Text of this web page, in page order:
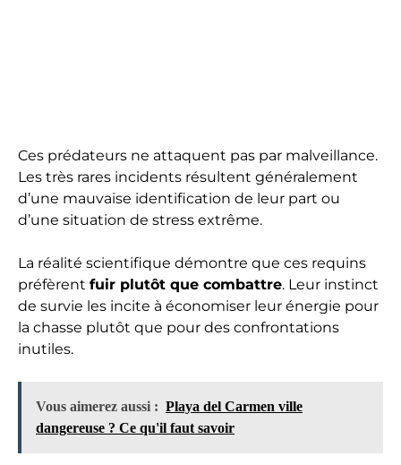
Ces prédateurs ne attaquent pas par malveillance.
Les très rares incidents résultent généralement
d’une mauvaise identification de leur part ou
d’une situation de stress extrême.
La réalité scientifique démontre que ces requins
préfèrent fuir plutôt que combattre. Leur instinct
de survie les incite à économiser leur énergie pour
la chasse plutôt que pour des confrontations
inutiles.
Vous aimerez aussi : Playa del Carmen ville
dangereuse ? Ce qu'il faut savoir